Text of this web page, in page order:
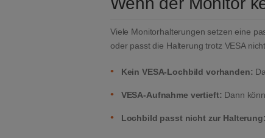
Viele Monitorhalterungen setzen eine
oder passt die Halterung trotz VESA
• Kein VESA-Lochbild vorhanden:
• VESA-Aufnahme vertieft: Dann
• Lochbild passt nicht zur Halterung: